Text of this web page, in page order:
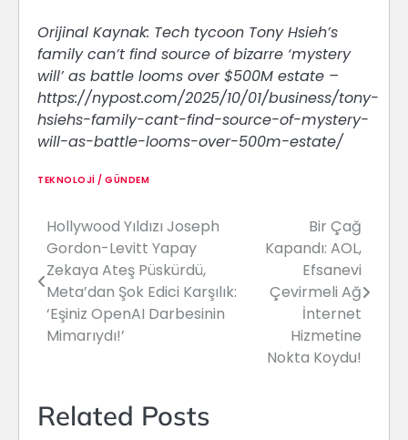
Orijinal Kaynak: Tech tycoon Tony Hsieh’s
family can’t find source of bizarre ‘mystery
will’ as battle looms over $500M estate –
https://nypost.com/2025/10/01/business/tony-
hsiehs-family-cant-find-source-of-mystery-
will-as-battle-looms-over-500m-estate/
TEKNOLOJI / GÜNDEM
Yazı
gezinmesi
Hollywood Yıldızı Joseph
Gordon-Levitt Yapay
Zekaya Ateş Püskürdü,
Meta’dan Şok Edici Karşılık:
‘Eşiniz OpenAI Darbesinin
Mimarıydı!’
Bir Çağ
Kapandı: AOL,
Efsanevi
Çevirmeli Ağ
İnternet
Hizmetine
Nokta Koydu!
Related Posts